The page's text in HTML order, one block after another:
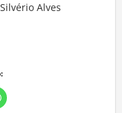
Silvério Alves